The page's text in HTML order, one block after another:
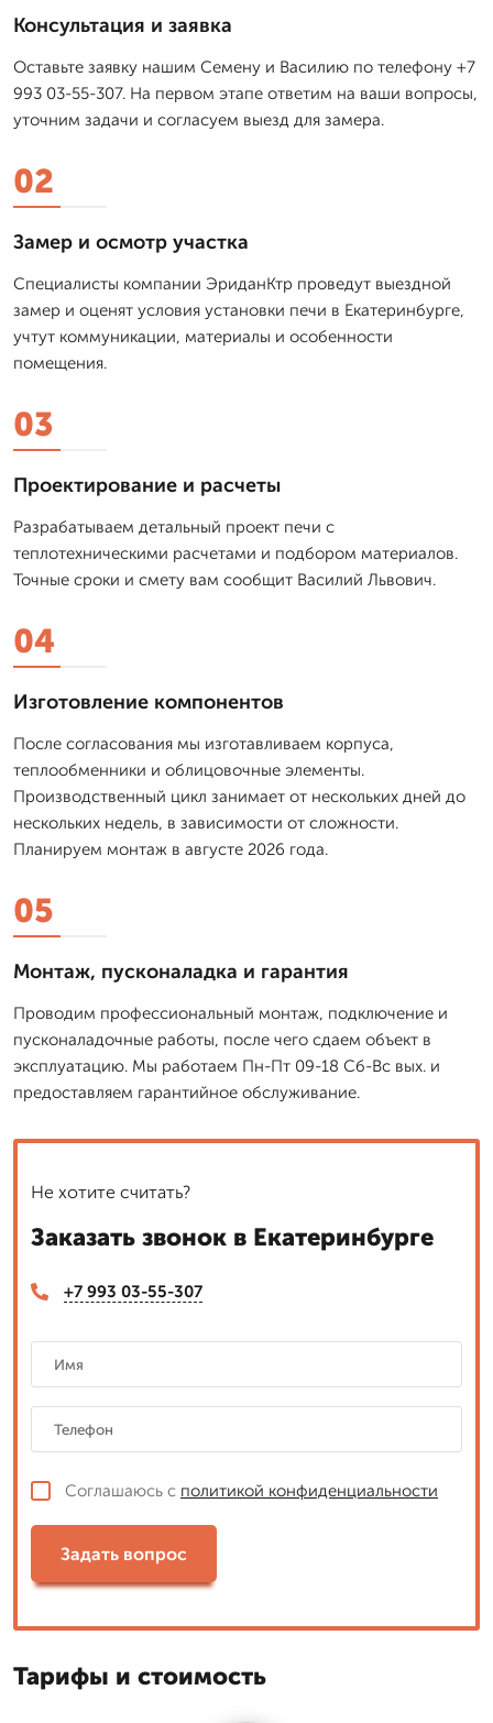
Консультация и заявка
Оставьте заявку нашим Семену и Василию по телефону +7
993 03-55-307. На первом этапе ответим на ваши вопросы,
уточним задачи и согласуем выезд для замера.
02
Замер и осмотр участка
Специалисты компании ЭриданКтр проведут выездной
замер и оценят условия установки печи в Екатеринбурге,
учтут коммуникации, материалы и особенности
помещения.
03
Проектирование и расчеты
Разрабатываем детальный проект печи с
теплотехническими расчетами и подбором материалов.
Точные сроки и смету вам сообщит Василий Львович.
04
Изготовление компонентов
После согласования мы изготавливаем корпуса,
теплообменники и облицовочные элементы.
Производственный цикл занимает от нескольких дней до
нескольких недель, в зависимости от сложности.
Планируем монтаж в августе 2026 года.
05
Монтаж, пусконаладка и гарантия
Проводим профессиональный монтаж, подключение и
пусконаладочные работы, после чего сдаем объект в
эксплуатацию. Мы работаем Пн-Пт 09-18 Сб-Вс вых. и
предоставляем гарантийное обслуживание.
Не хотите считать?
Заказать звонок в Екатеринбурге
+7 993 03-55-307
Соглашаюсь с политикой конфиденциальности
Задать вопрос
Тарифы и стоимость